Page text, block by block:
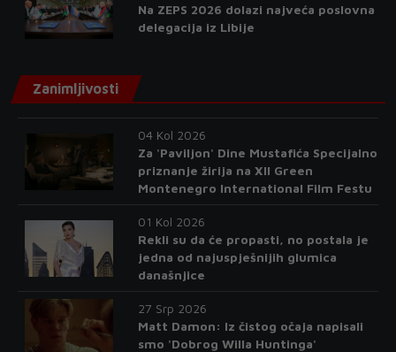
Na ZEPS 2026 dolazi najveća poslovna
delegacija iz Libije
Zanimljivosti
04 Kol 2026
Za 'Paviljon' Dine Mustafića Specijalno
priznanje žirija na XII Green
Montenegro International Film Festu
01 Kol 2026
Rekli su da će propasti, no postala je
jedna od najuspješnijih glumica
današnjice
27 Srp 2026
Matt Damon: Iz čistog očaja napisali
smo 'Dobrog Willa Huntinga'